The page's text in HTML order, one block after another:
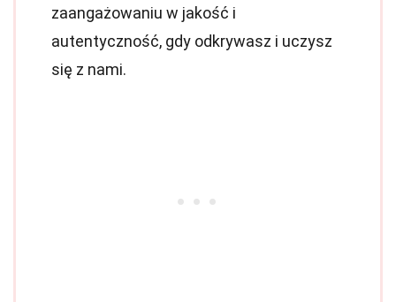
zaangażowaniu w jakość i
autentyczność, gdy odkrywasz i uczysz
się z nami.